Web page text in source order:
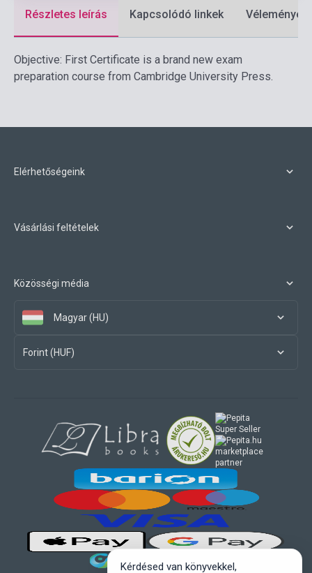
Részletes leírás Kapcsolódó linkek Vélemények
Objective: First Certificate is a brand new exam
preparation course from Cambridge University Press.
Elérhetőségeink
Vásárlási feltételek
Közösségi média
Magyar (HU)
Forint (HUF)
marketplace
partner
Kérdésed van könyvekkel,